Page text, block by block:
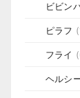
ビビン
ピラフ
フライ
ヘルシ